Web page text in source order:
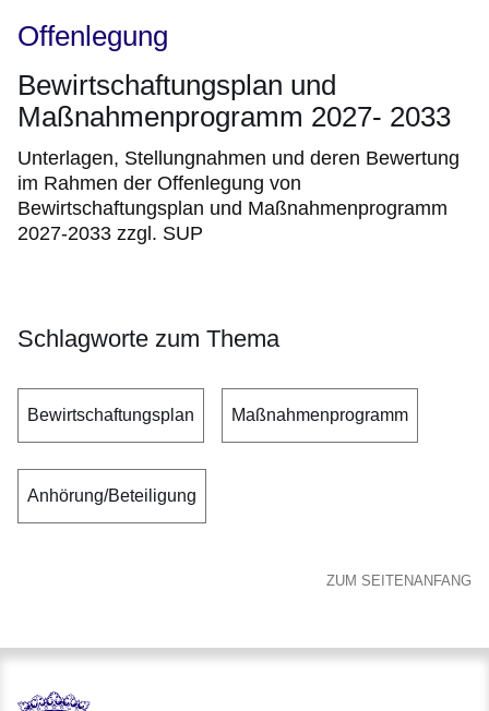
Offenlegung
Bewirtschaftungsplan und
Maßnahmenprogramm 2027- 2033
Unterlagen, Stellungnahmen und deren Bewertung
im Rahmen der Offenlegung von
Bewirtschaftungsplan und Maßnahmenprogramm
2027-2033 zzgl. SUP
Schlagworte zum Thema
Bewirtschaftungsplan Maßnahmenprogramm
Anhörung/Beteiligung
ZUM SEITENANFANG